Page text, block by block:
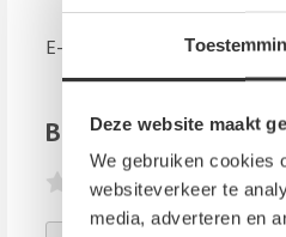
Deze website maakt
We gebruiken cookies
websiteverkeer te
media, adverteren en
E-mail
Beoordeling*